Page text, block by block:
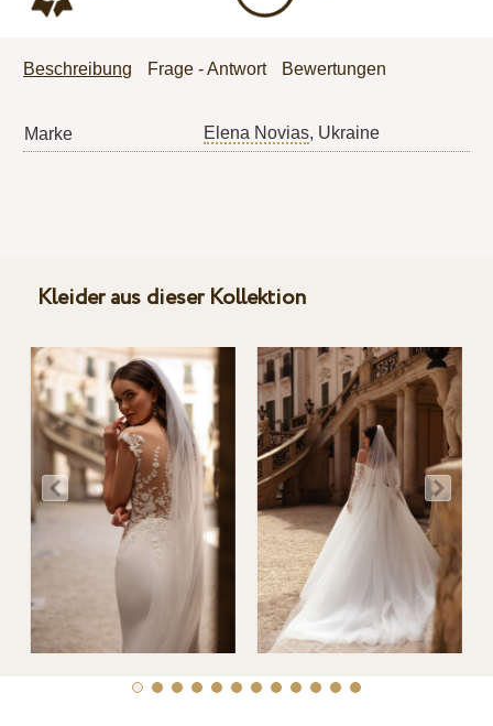
Beschreibung Frage - Antwort Bewertungen
Marke Elena Novias, Ukraine
Kleider aus dieser Kollektion